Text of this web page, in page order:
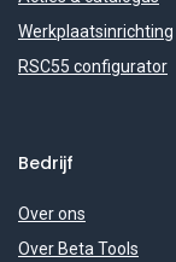
Werkplaatsinrichting
RSC55 configurator
Bedrijf
Over ons
Over Beta Tools